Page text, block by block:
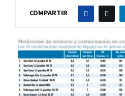
COMPARTIR